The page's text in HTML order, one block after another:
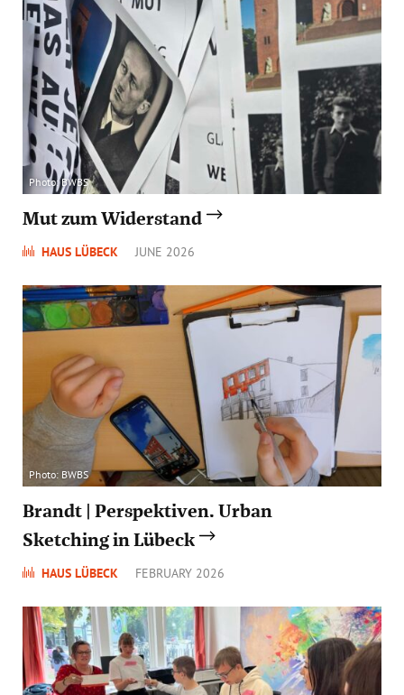
Photo: BWBS
Mut zum Widerstand
HAUS LÜBECK JUNE 2026
Photo: BWBS
Brandt | Perspektiven. Urban
Sketching in Lübeck
HAUS LÜBECK FEBRUARY 2026